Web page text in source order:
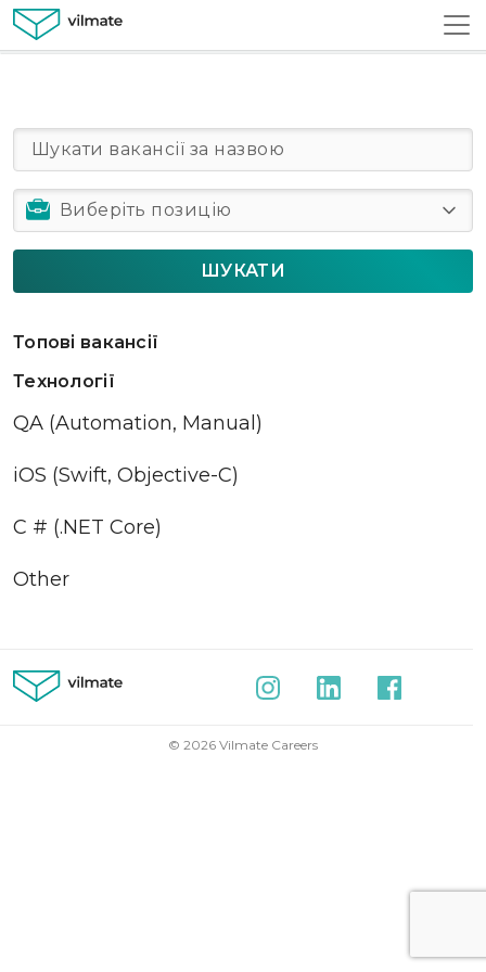
ШУКАТИ
Топові вакансії
Технології
QA (Automation, Manual)
iOS (Swift, Objective-C)
C # (.NET Core)
Other
© 2026 Vilmate Careers